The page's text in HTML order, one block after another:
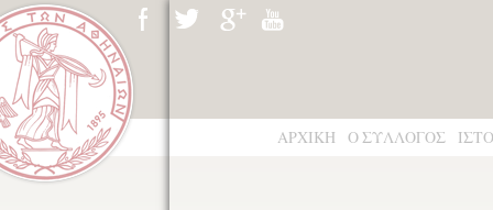
ΑΡΧΙΚΗ Ο ΣΥΛΛΟΓΟΣ